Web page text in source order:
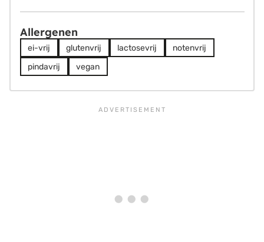
Allergenen
ei-vrij glutenvrij lactosevrij
notenvrij
pindavrij
vegan